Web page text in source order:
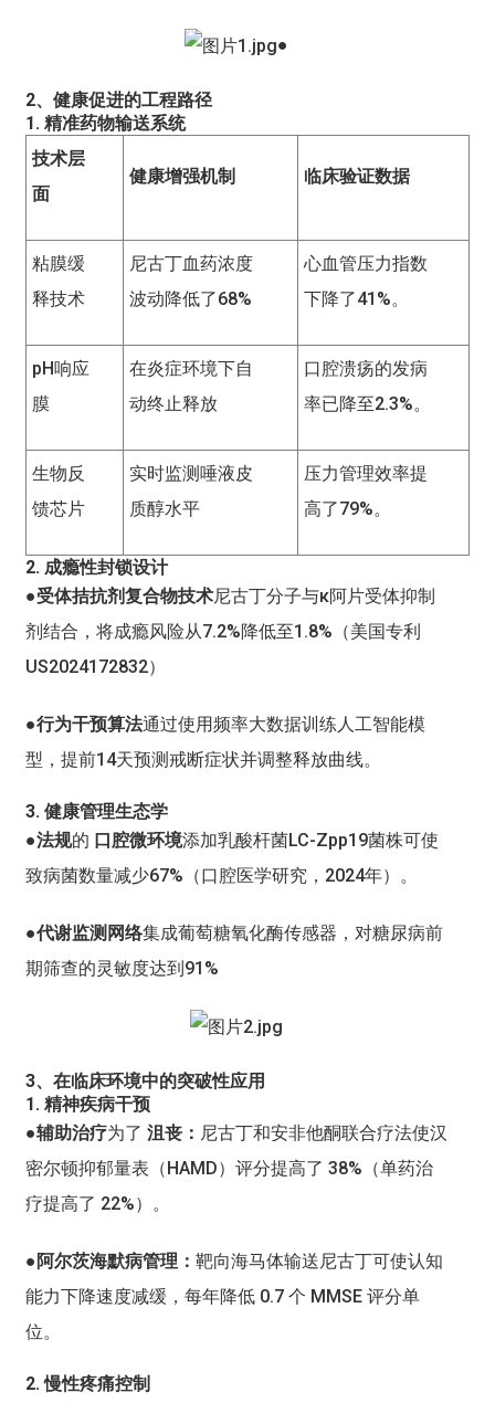
●
2、健康促进的工程路径
1. 精准药物输送系统
技术层
面
健康增强机制 临床验证数据
粘膜缓
释技术
尼古丁血药浓度
波动降低了68%
心血管压力指数
下降了41%。
pH响应
膜
在炎症环境下自
动终止释放
口腔溃疡的发病
率已降至2.3%。
生物反
馈芯片
实时监测唾液皮
质醇水平
压力管理效率提
高了79%。
2. 成瘾性封锁设计
●受体拮抗剂复合物技术尼古丁分子与κ阿片受体抑制
剂结合，将成瘾风险从7.2%降低至1.8%（美国专利
US2024172832）
●行为干预算法通过使用频率大数据训练人工智能模
型，提前14天预测戒断症状并调整释放曲线。
3. 健康管理生态学
●法规的 口腔微环境添加乳酸杆菌LC-Zpp19菌株可使
致病菌数量减少67%（口腔医学研究，2024年）。
●代谢监测网络集成葡萄糖氧化酶传感器，对糖尿病前
期筛查的灵敏度达到91%
3、在临床环境中的突破性应用
1. 精神疾病干预
●辅助治疗为了 沮丧： 尼古丁和安非他酮联合疗法使汉
密尔顿抑郁量表（HAMD）评分提高了 38%（单药治
疗提高了 22%）。
●阿尔茨海默病管理： 靶向海马体输送尼古丁可使认知
能力下降速度减缓，每年降低 0.7 个 MMSE 评分单
位。
2. 慢性疼痛控制